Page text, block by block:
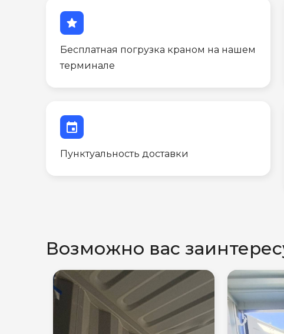
star
Бесплатная погрузка краном на нашем
терминале
event
Пунктуальность доставки
Возможно вас